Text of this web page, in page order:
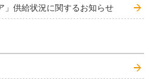
」供給状況に関するお知らせ